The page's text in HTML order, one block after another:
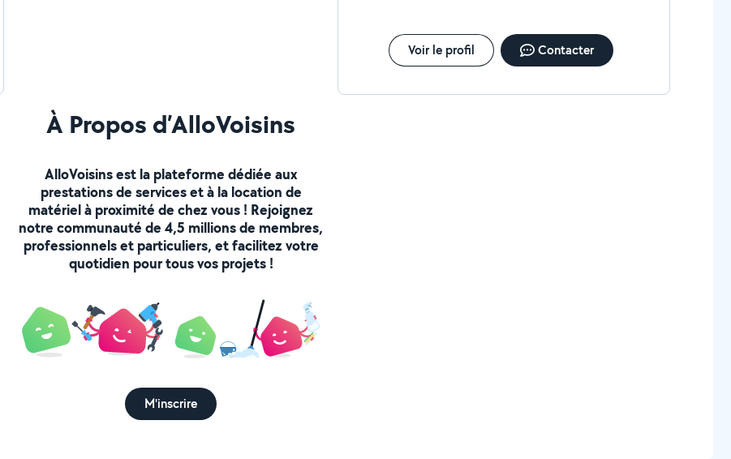
Voir le profil Contacter
À Propos d’AlloVoisins
AlloVoisins est la plateforme dédiée aux
prestations de services et à la location de
matériel à proximité de chez vous ! Rejoignez
notre communauté de 4,5 millions de membres,
professionnels et particuliers, et facilitez votre
quotidien pour tous vos projets !
M'inscrire